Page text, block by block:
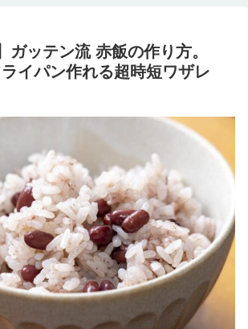
ガッテン流 赤飯の作り方。
イパン作れる超時短ワザレ